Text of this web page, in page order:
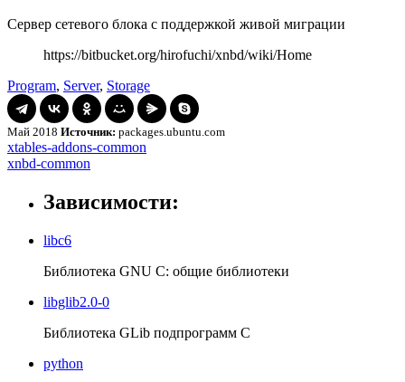
Сервер сетевого блока с поддержкой живой миграции
https://bitbucket.org/hirofuchi/xnbd/wiki/Home
Program, Server, Storage
Май 2018 Источник: packages.ubuntu.com
Навигация
по
записям
xtables-
addons-
xtables-addons-common
xnbd-
xnbd-common
Зависимости:
libc6
Библиотека GNU C: общие библиотеки
libglib2.0-0
Библиотека GLib подпрограмм C
python